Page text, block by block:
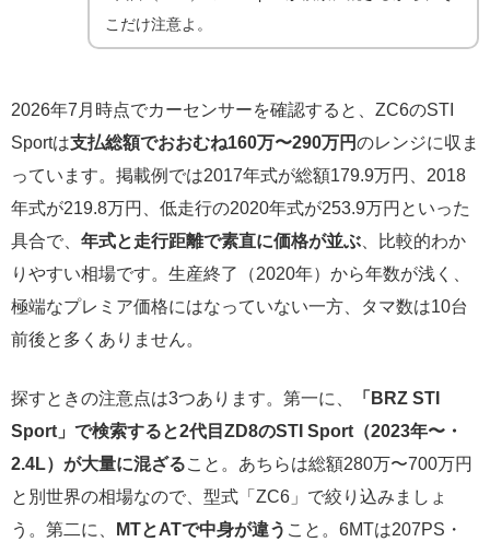
こだけ注意よ。
2026年7月時点でカーセンサーを確認すると、ZC6のSTI
Sportは支払総額でおおむね160万〜290万円のレンジに収ま
っています。掲載例では2017年式が総額179.9万円、2018
年式が219.8万円、低走行の2020年式が253.9万円といった
具合で、 年式と走行距離で素直に価格が並ぶ 、比較的わか
りやすい相場です。生産終了（2020年）から年数が浅く、
極端なプレミア価格にはなっていない一方、タマ数は10台
前後と多くありません。
探すときの注意点は3つあります。第一に、
「BRZ STI
Sport」で検索すると2代目ZD8のSTI Sport（2023年〜・
2.4L）が大量に混ざる こと。あちらは総額280万〜700万円
と別世界の相場なので、型式「ZC6」で絞り込みましょ
う。第二に、
MTとATで中身が違う こと。6MTは207PS・